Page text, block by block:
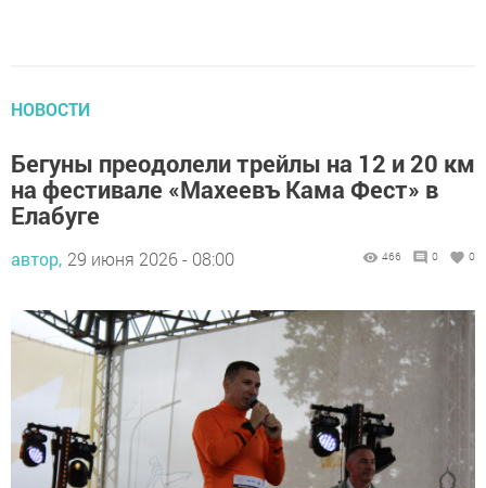
НОВОСТИ
Бегуны преодолели трейлы на 12 и 20 км
на фестивале «Махеевъ Кама Фест» в
Елабуге
автор, 29 июня 2026 - 08:00 466 0 0